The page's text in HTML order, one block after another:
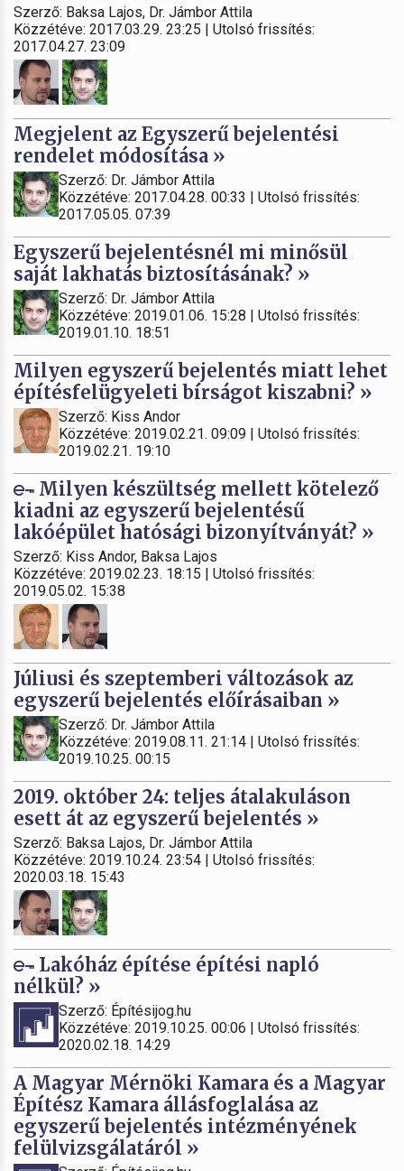
Szerző: Baksa Lajos, Dr. Jámbor Attila
Közzétéve: 2017.03.29. 23:25 | Utolsó frissítés:
2017.04.27. 23:09
Megjelent az Egyszerű bejelentési
rendelet módosítása »
Szerző: Dr. Jámbor Attila
Közzétéve: 2017.04.28. 00:33 | Utolsó frissítés:
2017.05.05. 07:39
Egyszerű bejelentésnél mi minősül
saját lakhatás biztosításának? »
Szerző: Dr. Jámbor Attila
Közzétéve: 2019.01.06. 15:28 | Utolsó frissítés:
2019.01.10. 18:51
Milyen egyszerű bejelentés miatt lehet
építésfelügyeleti bírságot kiszabni? »
Szerző: Kiss Andor
Közzétéve: 2019.02.21. 09:09 | Utolsó frissítés:
2019.02.21. 19:10
Milyen készültség mellett kötelező
kiadni az egyszerű bejelentésű
lakóépület hatósági bizonyítványát? »
Szerző: Kiss Andor, Baksa Lajos
Közzétéve: 2019.02.23. 18:15 | Utolsó frissítés:
2019.05.02. 15:38
Júliusi és szeptemberi változások az
egyszerű bejelentés előírásaiban »
Szerző: Dr. Jámbor Attila
Közzétéve: 2019.08.11. 21:14 | Utolsó frissítés:
2019.10.25. 00:15
2019. október 24: teljes átalakuláson
esett át az egyszerű bejelentés »
Szerző: Baksa Lajos, Dr. Jámbor Attila
Közzétéve: 2019.10.24. 23:54 | Utolsó frissítés:
2020.03.18. 15:43
Lakóház építése építési napló
nélkül? »
Szerző: Építésijog.hu
Közzétéve: 2019.10.25. 00:06 | Utolsó frissítés:
2020.02.18. 14:29
A Magyar Mérnöki Kamara és a Magyar
Építész Kamara állásfoglalása az
egyszerű bejelentés intézményének
felülvizsgálatáról »